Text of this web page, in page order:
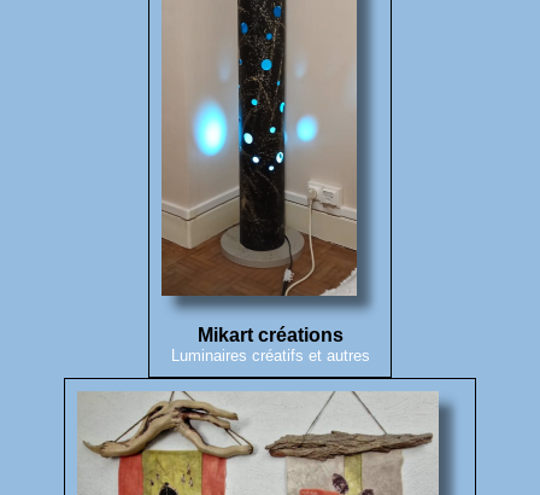
Mikart créations
Luminaires créatifs et autres